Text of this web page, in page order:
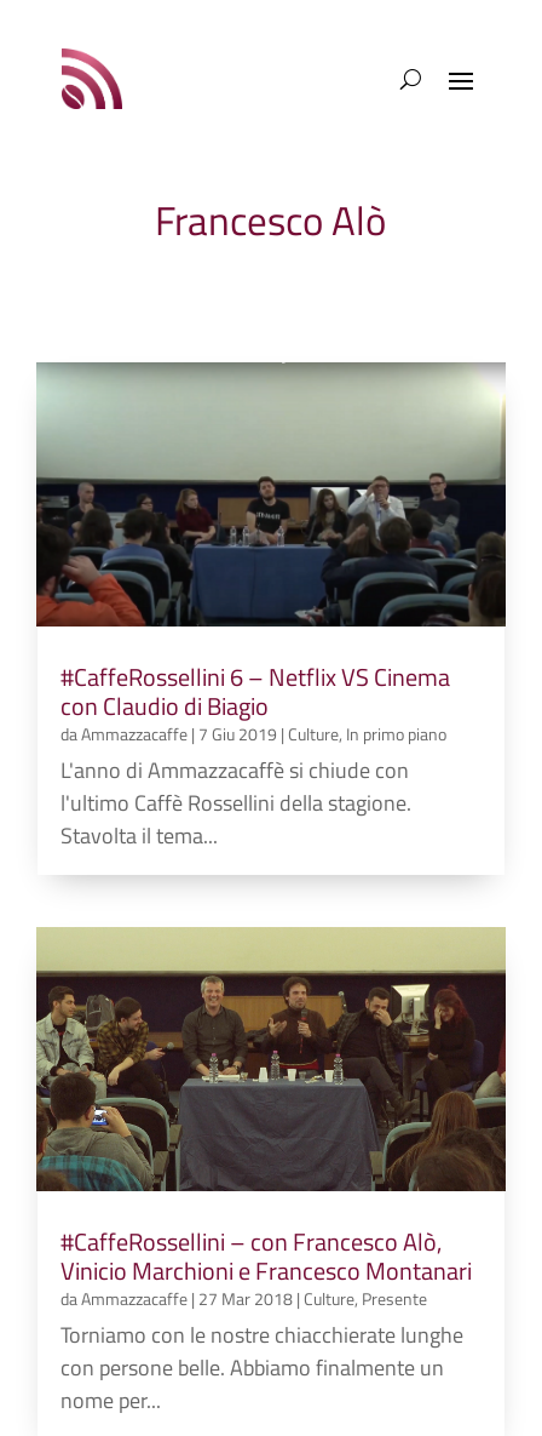
Francesco Alò
#CaffeRossellini 6 – Netflix VS Cinema
con Claudio di Biagio
daAmmazzacaffe| 7 Giu 2019 |Culture, In primo piano
L'anno di Ammazzacaffè si chiude con
l'ultimo Caffè Rossellini della stagione.
Stavolta il tema...
#CaffeRossellini – con Francesco Alò,
Vinicio Marchioni e Francesco Montanari
daAmmazzacaffe| 27 Mar 2018|Culture, Presente
Torniamo con le nostre chiacchierate lunghe
con persone belle. Abbiamo finalmente un
nome per...